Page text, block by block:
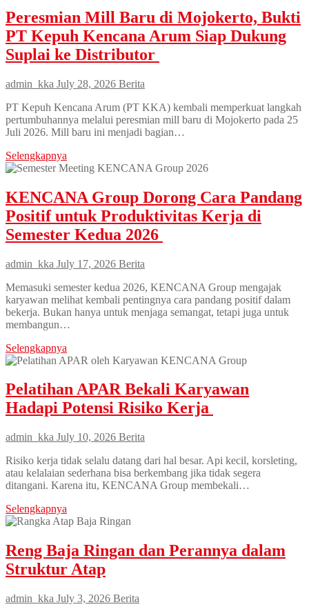
Peresmian Mill Baru di Mojokerto, Bukti
PT Kepuh Kencana Arum Siap Dukung
Suplai ke Distributor
admin_kka July 28, 2026 Berita
PT Kepuh Kencana Arum (PT KKA) kembali memperkuat langkah
pertumbuhannya melalui peresmian mill baru di Mojokerto pada 25
Juli 2026. Mill baru ini menjadi bagian…
Selengkapnya
KENCANA Group Dorong Cara Pandang
Positif untuk Produktivitas Kerja di
Semester Kedua 2026
admin_kka July 17, 2026 Berita
Memasuki semester kedua 2026, KENCANA Group mengajak
karyawan melihat kembali pentingnya cara pandang positif dalam
bekerja. Bukan hanya untuk menjaga semangat, tetapi juga untuk
membangun…
Selengkapnya
Pelatihan APAR Bekali Karyawan
Hadapi Potensi Risiko Kerja
admin_kka July 10, 2026 Berita
Risiko kerja tidak selalu datang dari hal besar. Api kecil, korsleting,
atau kelalaian sederhana bisa berkembang jika tidak segera
ditangani. Karena itu, KENCANA Group membekali…
Selengkapnya
Reng Baja Ringan dan Perannya dalam
Struktur Atap
admin_kka July 3, 2026 Berita